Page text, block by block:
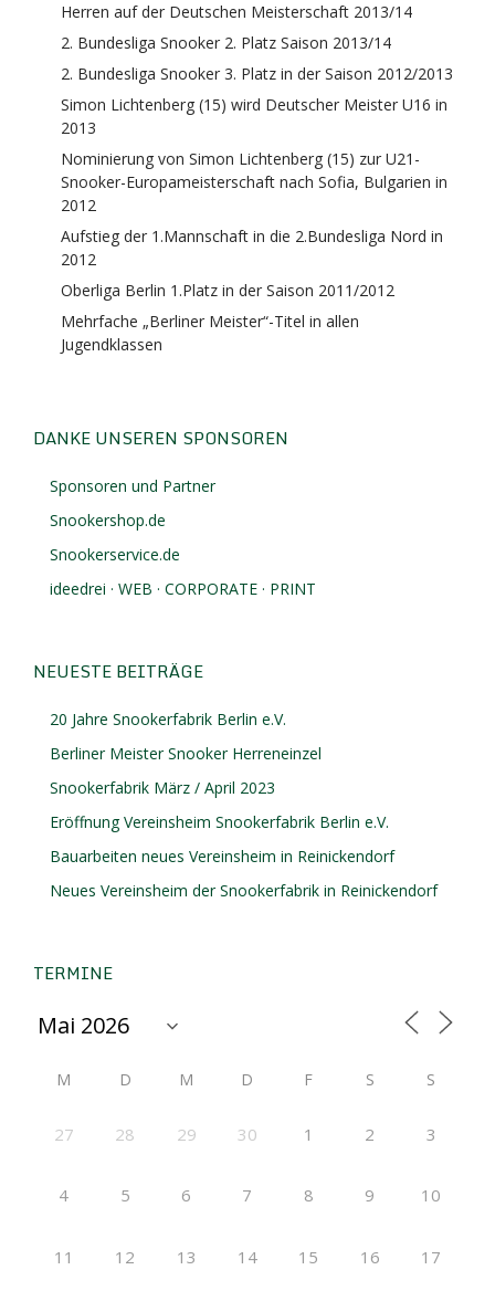
Herren auf der Deutschen Meisterschaft 2013/14
2. Bundesliga Snooker 2. Platz Saison 2013/14
2. Bundesliga Snooker 3. Platz in der Saison 2012/2013
Simon Lichtenberg (15) wird Deutscher Meister U16 in
2013
Nominierung von Simon Lichtenberg (15) zur U21-
Snooker-Europameisterschaft nach Sofia, Bulgarien in
2012
Aufstieg der 1.Mannschaft in die 2.Bundesliga Nord in
2012
Oberliga Berlin 1.Platz in der Saison 2011/2012
Mehrfache „Berliner Meister“-Titel in allen
Jugendklassen
DANKE UNSEREN SPONSOREN
Sponsoren und Partner
Snookershop.de
Snookerservice.de
ideedrei · WEB · CORPORATE · PRINT
NEUESTE BEITRÄGE
20 Jahre Snookerfabrik Berlin e.V.
Berliner Meister Snooker Herreneinzel
Snookerfabrik März / April 2023
Eröffnung Vereinsheim Snookerfabrik Berlin e.V.
Bauarbeiten neues Vereinsheim in Reinickendorf
Neues Vereinsheim der Snookerfabrik in Reinickendorf
TERMINE
M D M D F S S
27 28 29 30 1 2 3
4 5 6 7 8 9 10
11 12 13 14 15 16 17